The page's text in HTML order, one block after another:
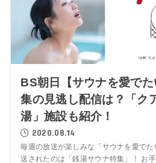
BS朝日【サウナを愛で
集の見逃し配信は？「ク
湯」施設も紹介！
2020.08.14
毎週の放送が楽しみな「サウナを愛で
送されたのは「銭湯サウナ特集」！ お